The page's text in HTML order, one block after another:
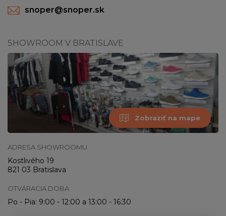
snoper@snoper.sk
SHOWROOM V BRATISLAVE
Zobraziť na mape
ADRESA SHOWROOMU
Kostlivého 19
821 03 Bratislava
OTVÁRACIA DOBA
Po - Pia: 9:00 - 12:00 a 13:00 - 16:30